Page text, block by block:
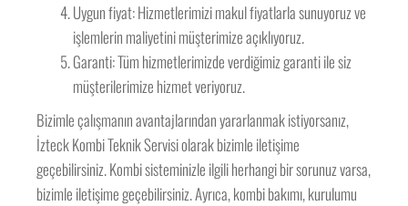
Uygun fiyat: Hizmetlerimizi makul fiyatlarla sunuyoruz ve
işlemlerin maliyetini müşterimize açıklıyoruz.
Garanti: Tüm hizmetlerimizde verdiğimiz garanti ile siz
müşterilerimize hizmet veriyoruz.
Bizimle çalışmanın avantajlarından yararlanmak istiyorsanız,
İzteck Kombi Teknik Servisi olarak bizimle iletişime
geçebilirsiniz. Kombi sisteminizle ilgili herhangi bir sorunuz varsa,
bizimle iletişime geçebilirsiniz. Ayrıca, kombi bakımı, kurulumu